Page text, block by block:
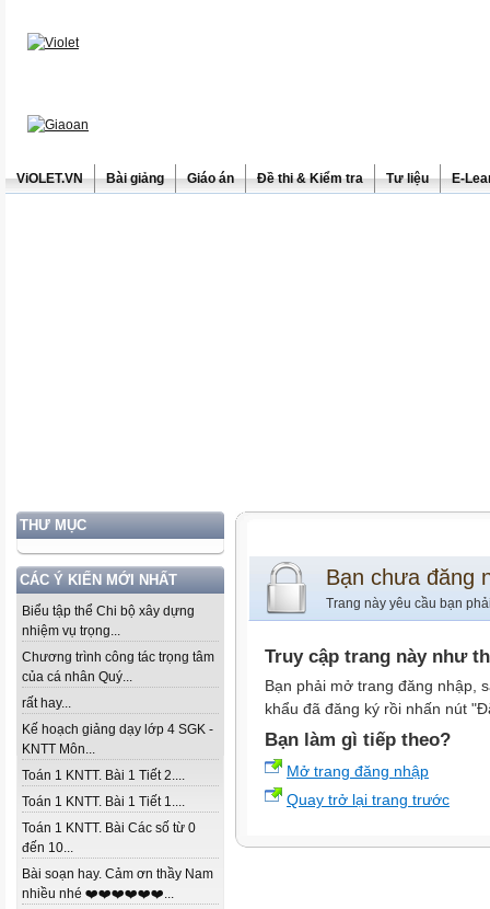
ViOLET.VN Bài giảng Giáo án Đề thi & Kiểm tra Tư liệu E-
THƯ MỤC
CÁC Ý KIẾN MỚI NHẤT
Biểu tập thể Chi bộ xây dựng
nhiệm vụ trọng...
Chương trình công tác trọng tâm
của cá nhân Quý...
rất hay...
Kế hoạch giảng dạy lớp 4 SGK -
KNTT Môn...
Toán 1 KNTT. Bài 1 Tiết 2....
Toán 1 KNTT. Bài 1 Tiết 1....
Toán 1 KNTT. Bài Các số từ 0
đến 10...
Bài soạn hay. Cảm ơn thầy Nam
nhiều nhé ❤️❤️❤️❤️❤️❤️...
Bạn chưa đăng
Trang này yêu cầu bạn
Truy cập trang này như
Bạn phải mở trang đăng nhập,
khẩu đã đăng ký rồi nhấn nút
Bạn làm gì tiếp theo?
Mở trang đăng nhập
Quay trở lại trang trước